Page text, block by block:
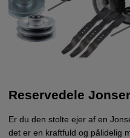
Reservedele
Er du den stolte ejer af en
det er en kraftfuld og pålidelig